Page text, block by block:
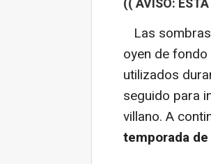
(( AVISO:
Las
oyen de
utilizados
seguido para
villano. A
temporada